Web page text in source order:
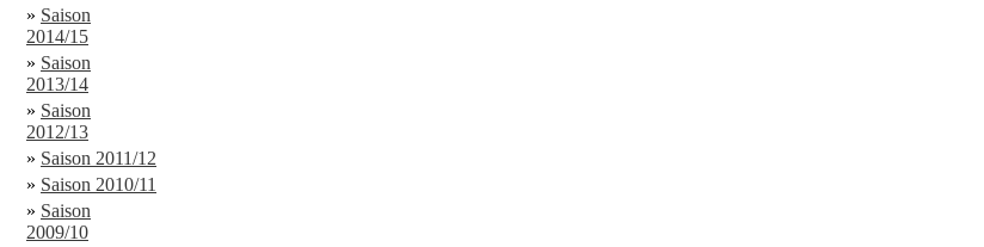
» Saison
2014/15
» Saison
2013/14
» Saison
2012/13
» Saison 2011/12
» Saison 2010/11
» Saison
2009/10